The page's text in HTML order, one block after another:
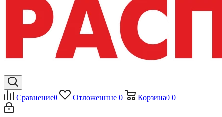
Сравнение0 Отложенные 0 Корзина0 0